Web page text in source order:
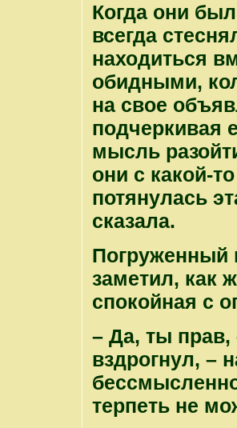
Когда они
всегда
находиться
обидными,
на свое
подчеркивая
мысль
они с какой-
потянулась
сказала.
Погруженный
заметил, как
спокойная с
– Да, ты прав,
вздрогнул, –
терпеть не